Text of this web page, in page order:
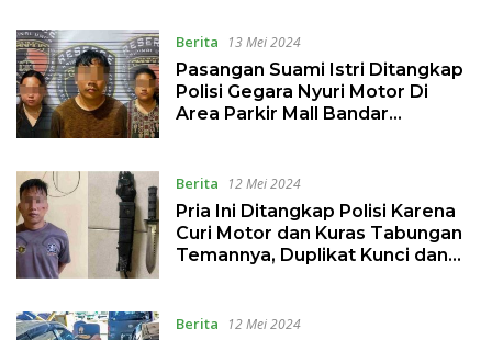
Berita 13 Mei 2024
Pasangan Suami Istri Ditangkap
Polisi Gegara Nyuri Motor Di
Area Parkir Mall Bandar
Berita 12 Mei 2024
Pria Ini Ditangkap Polisi Karena
Curi Motor dan Kuras Tabungan
Temannya, Duplikat Kunci dan
Berita 12 Mei 2024